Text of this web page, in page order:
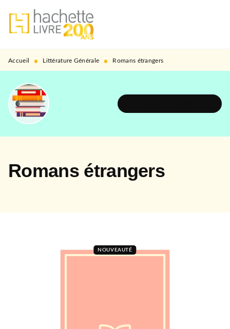
MENU RECHERCHE
PIED DE PAGE
Accueil • Littérature Générale • Romans étrangers
Romans étrangers
NOUVEAUTÉ